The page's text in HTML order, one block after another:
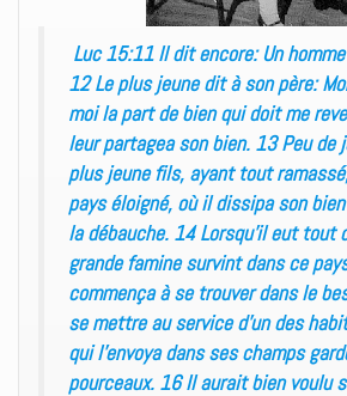
Luc 15:11 Il dit encore: Un
12 Le plus jeune dit à son père:
moi la part de bien qui doit me
leur partagea son bien. 13 Peu de
plus jeune fils, ayant tout
pays éloigné, où il dissipa son
la débauche. 14 Lorsqu’il eut tout
grande famine survint dans ce
commença à se trouver dans le
se mettre au service d’un des
qui l’envoya dans ses champs
pourceaux. 16 Il aurait bien voulu